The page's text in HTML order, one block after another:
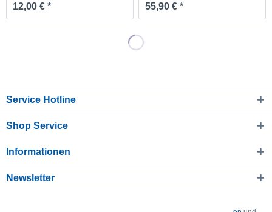
12,00 € * 55,90 € *
Service Hotline
Shop Service
Informationen
Newsletter